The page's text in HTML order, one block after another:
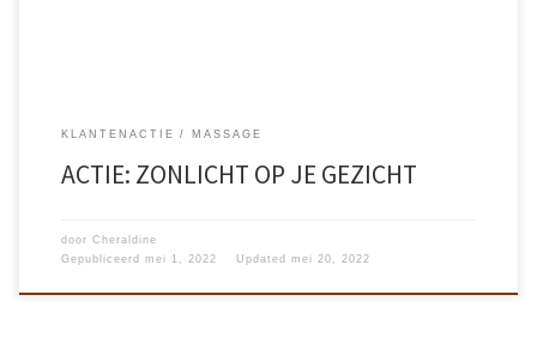
KLANTENACTIE MASSAGE
ACTIE: ZONLICHT OP JE GEZICHT
door Cheraldine
Gepubliceerd mei 1, 2022 Updated mei 20, 2022